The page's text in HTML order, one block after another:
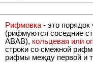
Рифмовка - это
(рифмуются соседние
ABAB), кольцевая или
строки со смежной
рифмы между первой и